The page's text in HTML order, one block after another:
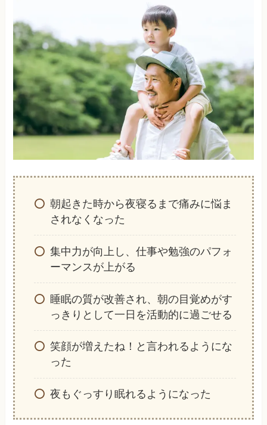
朝起きた時から夜寝るまで痛みに悩ま
されなくなった
集中力が向上し、仕事や勉強のパフォ
ーマンスが上がる
睡眠の質が改善され、朝の目覚めがす
っきりとして一日を活動的に過ごせる
笑顔が増えたね！と言われるようにな
った
夜もぐっすり眠れるようになった